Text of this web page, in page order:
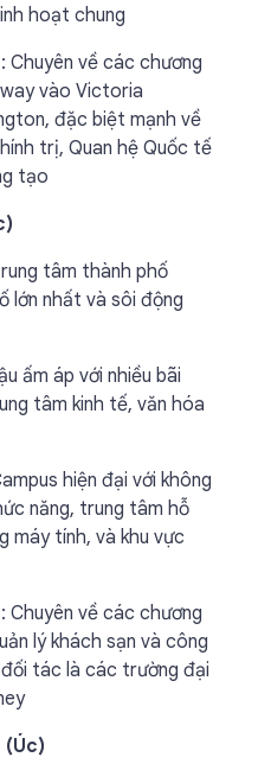
hoạt chung
: Chuyên về các chương
vào Victoria
đặc biệt mạnh về
trị, Quan hệ Quốc tế
tạo
tâm thành phố
lớn nhất và sôi động
ấm áp với nhiều bãi
tâm kinh tế, văn hóa
hiện đại với không
năng, trung tâm hỗ
máy tính, và khu vực
: Chuyên về các chương
lý khách sạn và công
tác là các trường đại
(Úc)